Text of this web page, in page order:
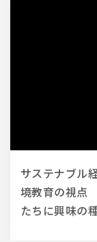
サステナブル
境教育の視点
たちに興味の